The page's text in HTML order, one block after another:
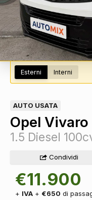
Esterni Interni
AUTO USATA
Opel Vivaro
1.5 Diesel
Condividi
€11.900
+ IVA + €650 di